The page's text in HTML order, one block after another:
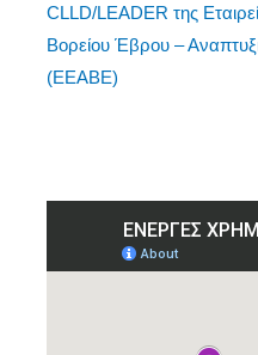
CLLD/LEADER της
Βορείου Έβρου –
(ΕΕΑΒΕ)